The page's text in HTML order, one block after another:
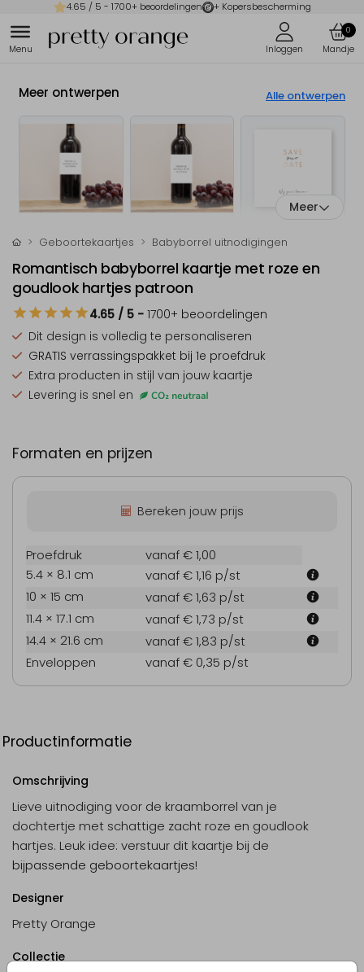
4.65 / 5 - 1700+ beoordelingen + Kopersbescherming
0
Meer ontwerpen Alle ontwerpen
Meer
Geboortekaartjes Babyborrel uitnodigingen
Romantisch babyborrel kaartje met roze en
goudlook hartjes patroon
4.65 / 5 - 1700+ beoordelingen
Dit design is volledig te personaliseren
GRATIS verrassingspakket bij 1e proefdruk
Extra producten in stijl van jouw kaartje
Levering is snel en
Formaten en prijzen
Bereken jouw prijs
Proefdruk
vanaf € 1,00
5.4 × 8.1 cm
vanaf € 1,16 p/st
10 × 15 cm
vanaf € 1,63 p/st
11.4 × 17.1 cm
vanaf € 1,73 p/st
14.4 × 21.6 cm
vanaf € 1,83 p/st
Enveloppen
vanaf € 0,35 p/st
Productinformatie
Omschrijving
Lieve uitnodiging voor de kraamborrel van je
dochtertje met schattige zacht roze en goudlook
hartjes. Leuk idee: verstuur dit kaartje bij de
bijpassende geboortekaartjes!
Designer
Pretty Orange
Collectie